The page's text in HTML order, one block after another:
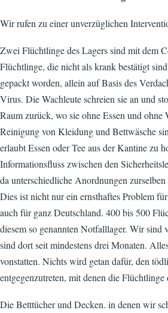
Wir rufen zu einer unverzüglichen
Zwei Flüchtlinge des Lagers sind mit dem
Flüchtlinge, die nicht als krank bestätigt
gepackt worden, allein auf Basis des
Virus. Die Wachleute schreien sie an und
Raum zurück, wo sie ohne Essen und ohne
Reinigung von Kleidung und Bettwäsche
erlaubt Essen oder Tee aus der Kantine zu
Informationsfluss zwischen den
da unterschiedliche Anordnungen
Dies ist nicht nur ein ernsthaftes Problem
auch für ganz Deutschland. 400 bis 500
diesem so genannten Notfalllager. Wir
sind dort seit mindestens drei Monaten.
vonstatten. Nichts wird getan dafür, den
entgegenzutreten, mit denen die
Die Betttücher und Decken. in denen wir